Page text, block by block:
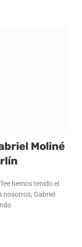
Moliné
hemos tenido el
nosotros, Gabriel